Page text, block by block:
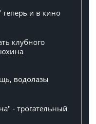
теперь и в кино
клубного
водолазы
- трогательный